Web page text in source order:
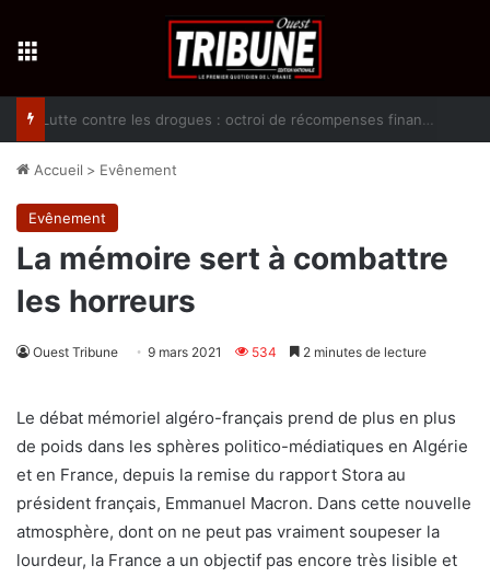
Accueil > Evênement
Evênement
La mémoire sert à combattre
les horreurs
Ouest Tribune 9 mars 2021 534 2 minutes de lecture
Le débat mémoriel algéro-français prend de plus en plus
de poids dans les sphères politico-médiatiques en Algérie
et en France, depuis la remise du rapport Stora au
président français, Emmanuel Macron. Dans cette nouvelle
atmosphère, dont on ne peut pas vraiment soupeser la
lourdeur, la France a un objectif pas encore très lisible et